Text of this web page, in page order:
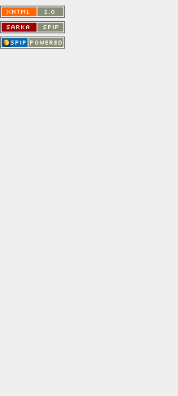
Saint-Nom.
Veuillez consulter le message du
service ci-dessous.
(401 - Invalid API key. Please see
https://openweathermap.org/faq#error401